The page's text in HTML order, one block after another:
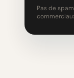
Pas de